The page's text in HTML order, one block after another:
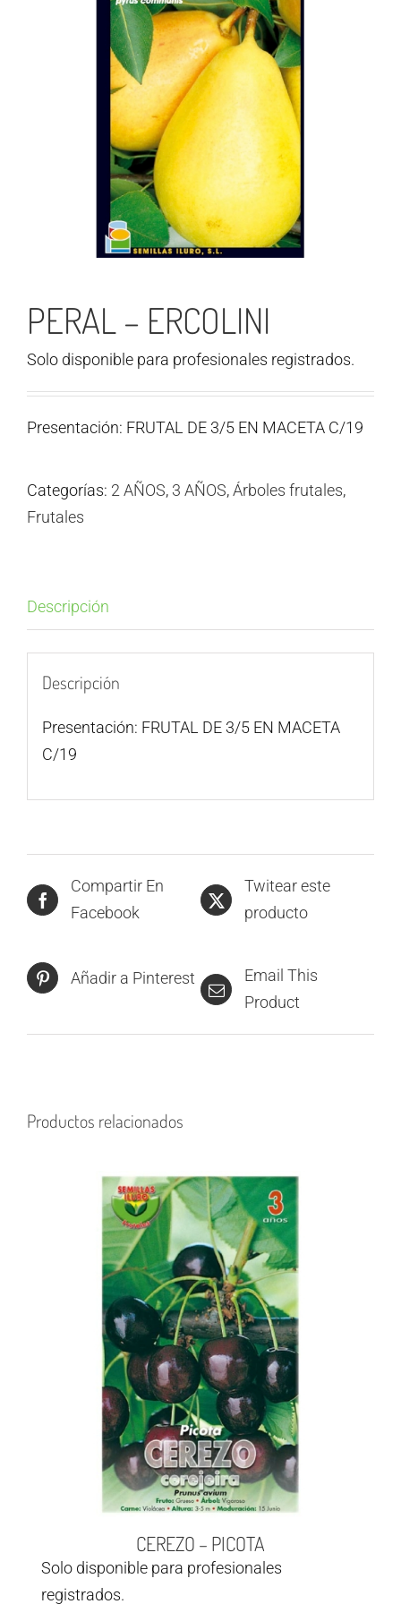
PERAL – ERCOLINI
Solo disponible para profesionales registrados.
Presentación: FRUTAL DE 3/5 EN MACETA C/19
Categorías: 2 AÑOS, 3 AÑOS,Árboles frutales,
Frutales
Descripción
Descripción
Presentación: FRUTAL DE 3/5 EN MACETA
C/19
Compartir En
Facebook
Twitear este
producto
Añadir a Pinterest
Email This
Product
Productos relacionados
CEREZO – PICOTA
Solo disponible para profesionales
registrados.